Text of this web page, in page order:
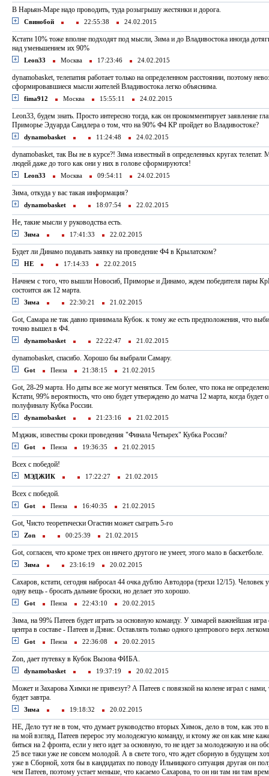
В Нарьян-Маре надо проводить, туда розыгрышу жестянки и дорога.
Свинобой 22:55:38 24.02.2015
Кстати 10% тоже вполне подходят под мысли, Зима и до Владивостока иногда
над уменьшением их 90%
Leon33 Москва 17:23:46 24.02.2015
dynamobasket, телепатия работает только на определенном расстоянии, поэтому
сформировавшиеся мысли жителей Владивостока легко объяснима.
fima912 Москва 15:55:11 24.02.2015
Leon33, будем знать. Просто интересно тогда, как он прокомментирует заявление
Приморье Эдуарда Сандлера о том, что на 90% Ф4 КР пройдет во Владивостоке?
dynamobasket 11:24:48 24.02.2015
dynamobasket, так Вы не в курсе?! Зима известный в определенных кругах телепат.
людей даже до того как они у них в голове сформируются!
Leon33 Москва 09:54:11 24.02.2015
Зима, откуда у вас такая информация?
dynamobasket 18:07:54 22.02.2015
Не, такие мысли у руководства есть.
Зима 17:41:33 22.02.2015
Будет ли Динамо подавать заявку на проведение Ф4 в Крылатском?
НЕ 17:14:33 22.02.2015
Начнем с того, что вышли Новосиб, Приморье и Динамо, ждем победителя пары
состоится аж 12 марта.
Зима 22:30:21 21.02.2015
Got, Самара не так давно принимала Кубок. к тому же есть предположения, что
точно вышел в Ф4.
dynamobasket 22:22:47 21.02.2015
dynamobasket, спасибо. Хорошо бы выбрали Самару.
Got Пенза 21:38:15 21.02.2015
Got, 28-29 марта. Но даты все же могут меняться. Тем более, что пока не
Кстати, 99% вероятность, что оно будет утверждено до матча 12 марта, когда будет
полуфиналу Кубка России.
dynamobasket 21:23:16 21.02.2015
Мэджик, известны сроки проведения "Финала Четырех" Кубка России?
Got Пенза 19:36:35 21.02.2015
Всех с победой!
МЭДЖИК 17:22:27 21.02.2015
Всех с победой.
Got Пенза 16:40:35 21.02.2015
Got, Чисто теоретически Огастин может сыграть 5-го
Zon 00:25:39 21.02.2015
Got, cогласен, что кроме трех он ничего другого не умеет, этого мало в баскетболе.
Зима 23:16:19 20.02.2015
Сахаров, кстати, сегодня набросал 44 очка дублю Автодора (трехи 12/15). Человек
одну вещь - бросать дальние броски, но делает это хорошо.
Got Пенза 22:43:10 20.02.2015
Зима, на 99% Патеев будет играть за основную команду. У химарей важнейшая
центра в составе - Патеев и Дэвис. Оставлять только одного центрового верх
Got Пенза 22:36:08 20.02.2015
Zon, дает путевку в Кубок Вызова ФИБА.
dynamobasket 19:37:19 20.02.2015
Может и Захарова Химки не привезут? А Патеев с повязкой на колене играл с нами,
будет завтра.
Зима 19:18:32 20.02.2015
НЕ, Дело тут не в том, что думает руководство вторых Химок, дело в том, как это
на мой взгляд, Патеев перерос эту молодежгую команду, и ктому же он как мне
биться на 2 фронта, если у него идет за основную, то не идет за молодежную и на
25 все таки уже не совсем молодой. А в свете того, что ждет сборную в будущем
уже в Сборной, хотя бы в кандидатах по поводу Ильницкого ситуация другая он
чем Патеев, поэтому устает меньше, что касаемо Сахарова, то он ни там ни там